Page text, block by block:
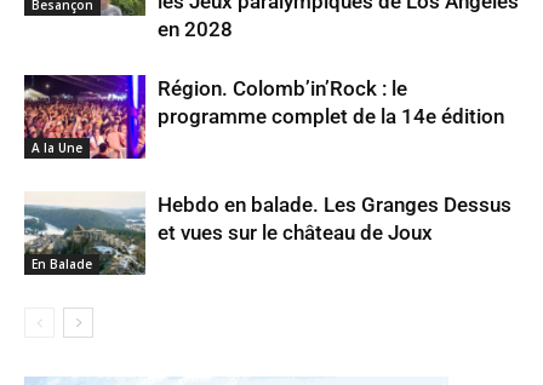
Besançon
en 2028
A la Une
Région. Colomb’in’Rock : le
programme complet de la 14e édition
En Balade
Hebdo en balade. Les Granges Dessus
et vues sur le château de Joux